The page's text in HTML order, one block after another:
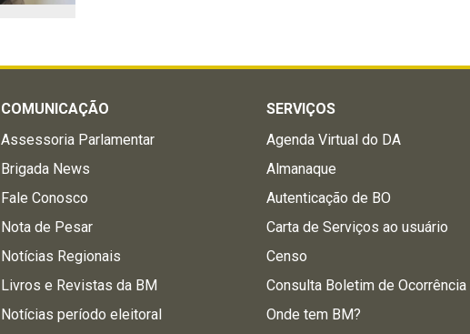
COMUNICAÇÃO
Assessoria Parlamentar
Brigada News
Fale Conosco
Nota de Pesar
Notícias Regionais
Livros e Revistas da BM
Notícias período eleitoral
SERVIÇOS
Agenda Virtual do DA
Almanaque
Autenticação de BO
Carta de Serviços ao usuário
Censo
Consulta Boletim de Ocorrência
Onde tem BM?